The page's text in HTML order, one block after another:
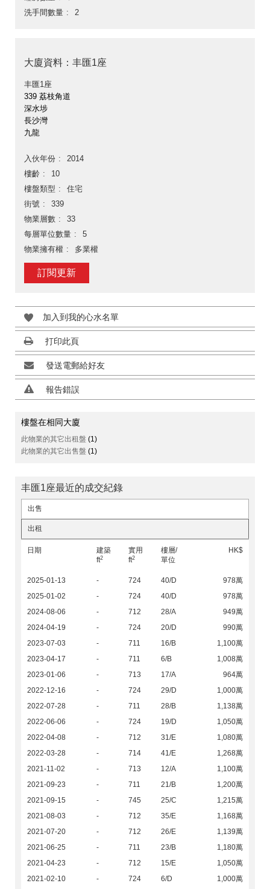
洗手間數量
2
大廈資料：丰匯1座
丰匯1座
339 荔枝角道
深水埗
長沙灣
九龍
入伙年份
2014
樓齡
10
樓盤類型
住宅
街號
339
物業層數
33
每層單位數量
5
物業擁有權
多業權
訂閱更新
加入到我的心水名單
打印此頁
發送電郵給好友
報告錯誤
樓盤在相同大廈
此物業的其它出租盤 (1)
此物業的其它出售盤 (1)
丰匯1座最近的成交紀錄
出售
出租
日期
建築
ft2
實用
ft2
樓層/
單位
HK$
2025-01-13 - 724 40/D
978萬
2025-01-02
- 724 40/D
978萬
2024-08-06
- 712 28/A
949萬
2024-04-19
- 724 20/D
990萬
2023-07-03
- 711 16/B
1,100萬
2023-04-17
- 711 6/B
1,008萬
2023-01-06
- 713 17/A
964萬
2022-12-16
- 724 29/D
1,000萬
2022-07-28
- 711 28/B
1,138萬
2022-06-06
- 724 19/D
1,050萬
2022-04-08
- 712 31/E
1,080萬
2022-03-28
- 714 41/E
1,268萬
2021-11-02
- 713 12/A
1,100萬
2021-09-23
- 711 21/B
1,200萬
2021-09-15
- 745 25/C
1,215萬
2021-08-03
- 712 35/E
1,168萬
2021-07-20
- 712 26/E
1,139萬
2021-06-25
- 711 23/B
1,180萬
2021-04-23
- 712 15/E
1,050萬
2021-02-10
- 724 6/D 1,000萬